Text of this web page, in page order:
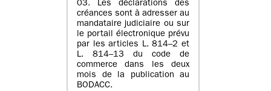
03. Les déclarations des
créances sont à adresser au
mandataire judiciaire ou sur
le portail électronique prévu
par les articles L. 814–2 et
L. 814–13 du code de
commerce dans les deux
mois de la publication au
BODACC.